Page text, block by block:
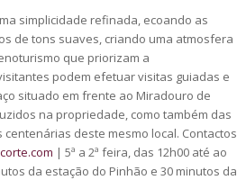
simplicidade refinada, ecoando as
de tons suaves, criando uma atmosfera
que priorizam a
podem efetuar visitas guiadas e
situado em frente ao Miradouro de
na propriedade, como também das
deste mesmo local. Contactos
| 5ª a 2ª feira, das 12h00 até ao
da estação do Pinhão e 30 minutos da